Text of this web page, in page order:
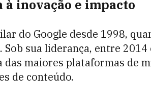
à inovação e impacto
do Google desde 1998,
sua liderança, entre 2014
maiores plataformas de
de conteúdo.